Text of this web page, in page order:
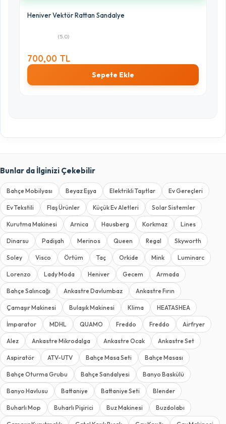
Heniver Vektör Rattan Sandalye
(5.0)
700,00 TL
Sepete Ekle
Bunlar da İlginizi Çekebilir
Bahçe Mobilyası Beyaz Eşya Elektrikli Taşıtlar Ev Gereçleri
Ev Tekstili Flaş Ürünler Küçük Ev Aletleri Solar Sistemler
Kurutma Makinesi Arnica Hausberg Korkmaz Lines
Dinarsu Padişah Merinos Queen Regal Skyworth
Soley Visco Örtüm Taç Orkide Mink Luminarc
Lorenzo Lady Moda Heniver Gecem Armada
Bahçe Salıncağı Ankastre Davlumbaz Ankastre Fırın
Çamaşır Makinesi Bulaşık Makinesi Klima HEATASHEA
İmparator MDHL QUAMO Freddo Freddo Airfryer
Alez Ankastre Mikrodalga Ankastre Ocak Ankastre Set
Aspiratör ATV-UTV Bahçe Masa Seti Bahçe Masası
Bahçe Oturma Grubu Bahçe Sandalyesi Banyo Baskülü
Banyo Havlusu Battaniye Battaniye Seti Blender
Buharlı Mop Buharlı Pişirici Buz Makinesi Buzdolabı